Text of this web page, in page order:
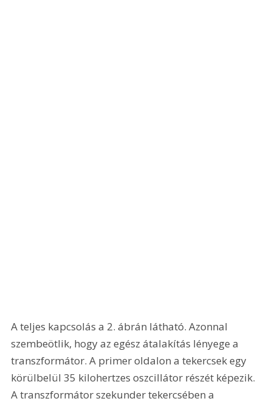
A teljes kapcsolás a 2. ábrán látható. Azonnal
szembeötlik, hogy az egész átalakítás lényege a
transzformátor. A primer oldalon a tekercsek egy
körülbelül 35 kilohertzes oszcillátor részét képezik.
A transzformátor szekunder tekercsében a